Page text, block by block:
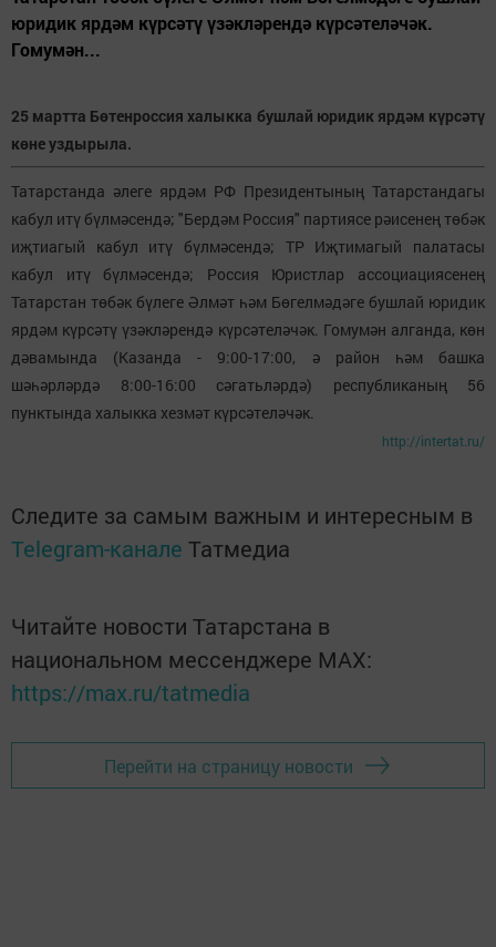
юридик ярдәм күрсәтү үзәкләрендә күрсәтеләчәк.
Гомумән...
25 мартта Бөтенроссия халыкка бушлай юридик ярдәм күрсәтү
көне уздырыла.
Татарстанда әлеге ярдәм РФ Президентының Татарстандагы
кабул итү бүлмәсендә; "Бердәм Россия" партиясе рәисенең төбәк
иҗтиагый кабул итү бүлмәсендә; ТР Иҗтимагый палатасы
кабул итү бүлмәсендә; Россия Юристлар ассоциациясенең
Татарстан төбәк бүлеге Әлмәт һәм Бөгелмәдәге бушлай юридик
ярдәм күрсәтү үзәкләрендә күрсәтеләчәк. Гомумән алганда, көн
дәвамында (Казанда - 9:00-17:00, ә район һәм башка
шәһәрләрдә 8:00-16:00 сәгатьләрдә) республиканың 56
пунктында халыкка хезмәт күрсәтеләчәк.
http://intertat.ru/
Следите за самым важным и интересным в
Telegram-канале Татмедиа
Читайте новости Татарстана в
национальном мессенджере MАХ:
https://max.ru/tatmedia
Перейти на страницу новости